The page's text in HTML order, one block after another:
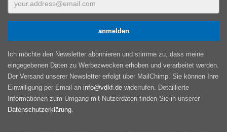
Ich möchte den Newsletter abonnieren und stimme zu, dass meine
eingegebenen Daten zu Werbezwecken erhoben und verarbeitet werden.
Der Versand unserer Newsletter erfolgt über MailChimp. Sie können Ihre
Einwilligung per Email an info@vdkf.de widerrufen. Detaillierte
Informationen zum Umgang mit Nutzerdaten finden Sie in unserer
Datenschutzerklärung